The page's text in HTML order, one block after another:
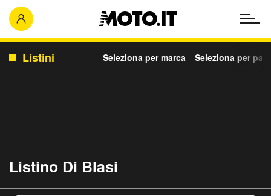
Listini Seleziona per marca Seleziona per
Listino Di Blasi